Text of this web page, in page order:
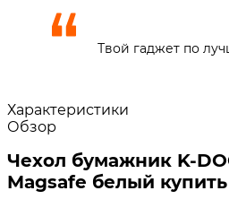
Твой гаджет по
Характеристики
Обзор
Чехол бумажник K-
Magsafe белый купить